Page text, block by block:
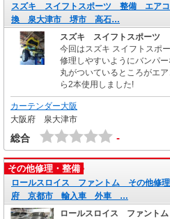
スズキ スイフトスポーツ 整備 エア
換 泉大津市 堺市 高石…
スズキ スイフトスポーツ
今回はスズキ スイフトスポ
修理しやすいようにバンパ
丸がついているところがエ
ら2本使用しました!
カーテンダー大阪
大阪府 泉大津市
総合 -
その他修理・整備
ロールスロイス ファントム その他修
府 京都市 輸入車 外車 …
ロールスロイス ファントム